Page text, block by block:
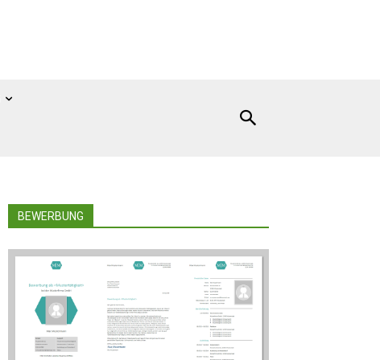
BEWERBUNG